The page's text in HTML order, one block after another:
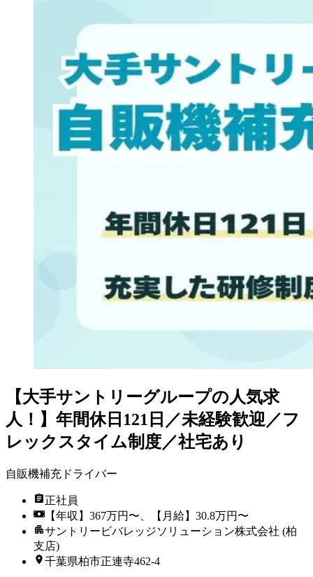
【大手サントリーグループの人気求
人！】年間休日121日／未経験歓迎／フ
レックスタイム制度／社宅あり
自販機補充ドライバー
正社員
【年収】367万円〜、【月給】30.8万円〜
サントリービバレッジソリューション株式会社 (柏
支店)
千葉県柏市正連寺462-4